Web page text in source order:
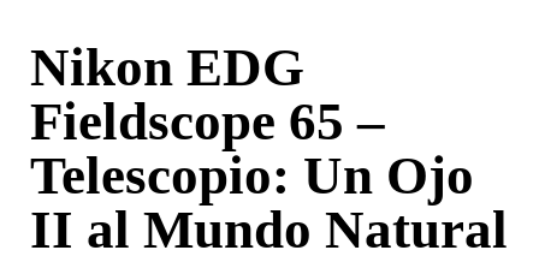
Nikon EDG
Fieldscope 65 –
Telescopio: Un Ojo
II al Mundo Natural